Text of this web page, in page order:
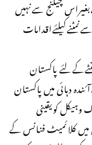
چیلنج سےنہیں
پاکستان
دہائی میں پاکستان
وہیکل کویقینی
میں کلائمیٹ فنانس کے